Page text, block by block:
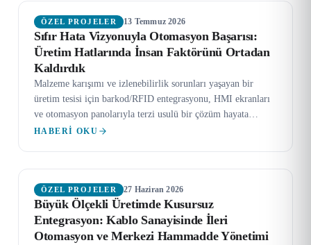
ÖZEL PROJELER 13 Temmuz 2026
Sıfır Hata Vizyonuyla Otomasyon Başarısı:
Üretim Hatlarında İnsan Faktörünü Ortadan
Kaldırdık
Malzeme karışımı ve izlenebilirlik sorunları yaşayan bir
üretim tesisi için barkod/RFID entegrasyonu, HMI ekranları
ve otomasyon panolarıyla terzi usulü bir çözüm hayata
geçirdik.
HABERI OKU
ÖZEL PROJELER 27 Haziran 2026
Büyük Ölçekli Üretimde Kusursuz
Entegrasyon: Kablo Sanayisinde İleri
Otomasyon ve Merkezi Hammadde Yönetimi